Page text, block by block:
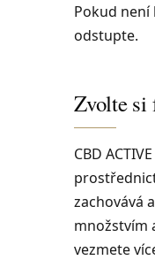
Pokud není
odstupte.
Zvolte si
CBD
zachovává
množstvím
vezmete